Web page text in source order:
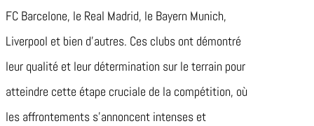
FC Barcelone, le Real Madrid, le Bayern Munich,
Liverpool et bien d’autres. Ces clubs ont démontré
leur qualité et leur détermination sur le terrain pour
atteindre cette étape cruciale de la compétition, où
les affrontements s’annoncent intenses et